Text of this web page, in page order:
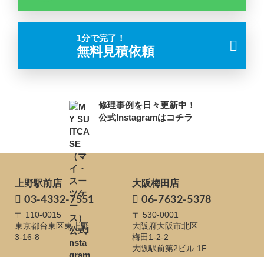
1分で完了！
無料見積依頼
修理事例を日々更新中！
公式Instagramはコチラ
上野駅前店
03-4332-7551
〒 110-0015
東京都台東区東上野
3-16-8
大阪梅田店
06-7632-5378
〒 530-0001
大阪府大阪市北区
梅田1-2-2
大阪駅前第2ビル 1F